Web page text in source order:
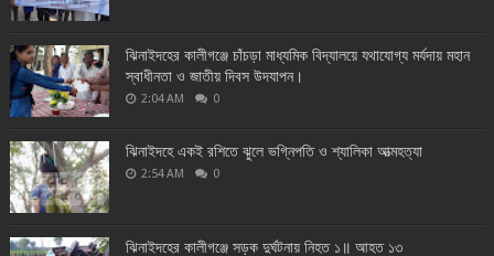
ঝিনাইদহের কালীগঞ্জে চাঁচড়া মাধ্যমিক বিদ্যালয়ে যথাযোগ্য মর্যদায় মহান
স্বাধীনতা ও জাতীয় দিবস উদযাপন।
2:04 AM 0
ঝিনাইদহে একই রশিতে ঝুলে ভগ্নিপতি ও শ্যালিকা আত্মহত্যা
2:54 AM 0
ঝিনাইদহের কালীগঞ্জে সড়ক দুর্ঘটনায় নিহত ১॥ আহত ১৩